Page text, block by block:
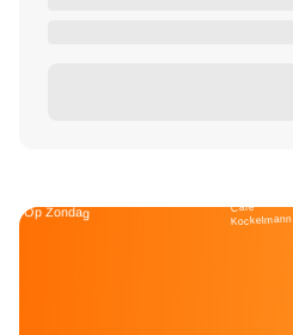
Op Zondag Café
Kockelmann